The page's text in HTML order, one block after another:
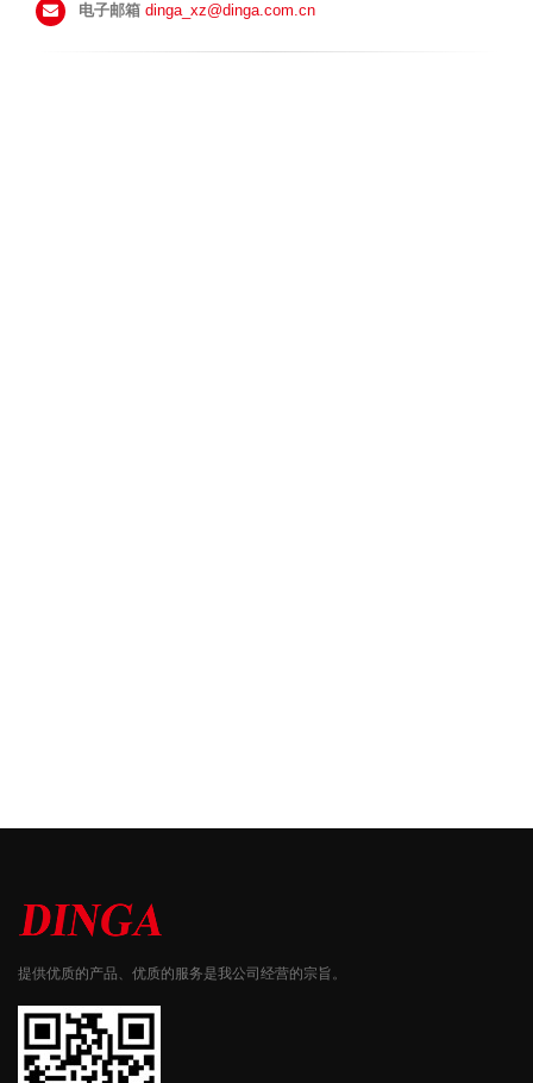
电子邮箱 dinga_xz@dinga.com.cn
提供优质的产品、优质的服务是我公司经营的宗旨。